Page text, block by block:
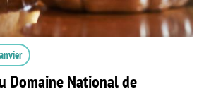
Domaine National de